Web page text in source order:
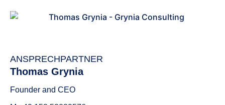
ANSPRECHPARTNER
Thomas Grynia
Founder and CEO